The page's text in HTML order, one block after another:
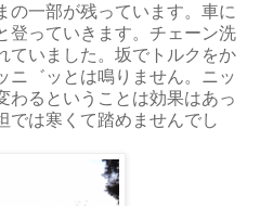
の一部が残っています。車に
登っていきます。チェーン洗
ていました。坂でトルクをか
ニ゛ッとは鳴りません。ニッ
わるということは効果はあっ
では寒くて踏めませんでし